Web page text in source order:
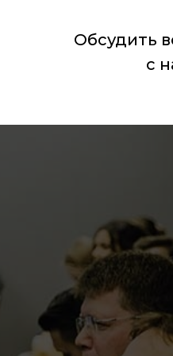
Обсудить
с